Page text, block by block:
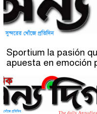
Sportium la pasión
apuesta en emoción